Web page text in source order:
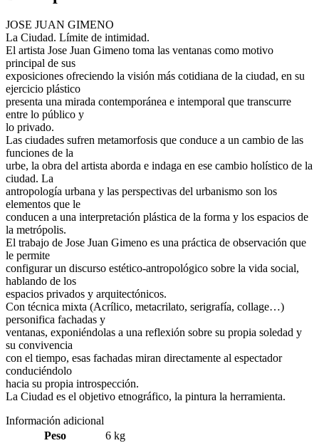
JOSE JUAN GIMENO
La Ciudad. Límite de intimidad.
El artista Jose Juan Gimeno toma las ventanas como motivo
principal de sus
exposiciones ofreciendo la visión más cotidiana de la ciudad, en su
ejercicio plástico
presenta una mirada contemporánea e intemporal que transcurre
entre lo público y
lo privado.
Las ciudades sufren metamorfosis que conduce a un cambio de las
funciones de la
urbe, la obra del artista aborda e indaga en ese cambio holístico de la
ciudad. La
antropología urbana y las perspectivas del urbanismo son los
elementos que le
conducen a una interpretación plástica de la forma y los espacios de
la metrópolis.
El trabajo de Jose Juan Gimeno es una práctica de observación que
le permite
configurar un discurso estético-antropológico sobre la vida social,
hablando de los
espacios privados y arquitectónicos.
Con técnica mixta (Acrílico, metacrilato, serigrafía, collage…)
personifica fachadas y
ventanas, exponiéndolas a una reflexión sobre su propia soledad y
su convivencia
con el tiempo, esas fachadas miran directamente al espectador
conduciéndolo
hacia su propia introspección.
La Ciudad es el objetivo etnográfico, la pintura la herramienta.
Información adicional
Peso
6 kg